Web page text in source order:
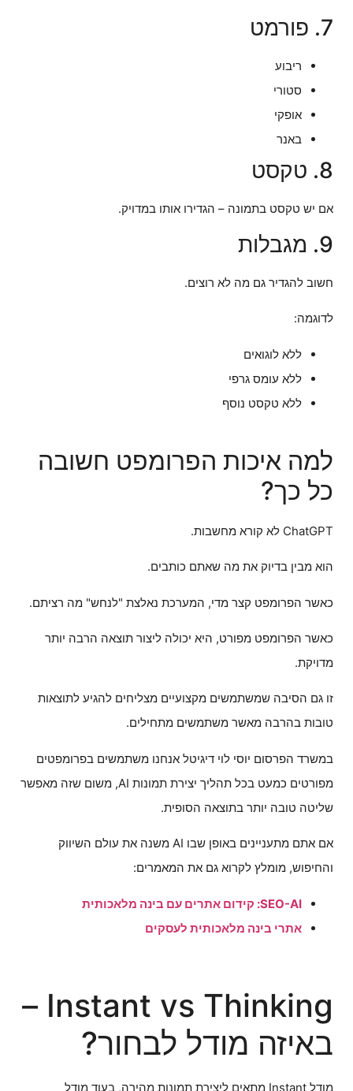
7. פורמט
ריבוע
סטורי
אופקי
באנר
8. טקסט
אם יש טקסט בתמונה – הגדירו אותו במדויק.
9. מגבלות
חשוב להגדיר גם מה לא רוצים.
לדוגמה:
ללא לוגואים
ללא עומס גרפי
ללא טקסט נוסף
למה איכות הפרומפט חשובה
כל כך?
ChatGPT לא קורא מחשבות.
הוא מבין בדיוק את מה שאתם כותבים.
כאשר הפרומפט קצר מדי, המערכת נאלצת "לנחש" מה רציתם.
כאשר הפרומפט מפורט, היא יכולה ליצור תוצאה הרבה יותר
מדויקת.
זו גם הסיבה שמשתמשים מקצועיים מצליחים להגיע לתוצאות
טובות בהרבה מאשר משתמשים מתחילים.
במשרד הפרסום יוסי לוי דיגיטל אנחנו משתמשים בפרומפטים
מפורטים כמעט בכל תהליך יצירת תמונות AI, משום שזה מאפשר
שליטה טובה יותר בתוצאה הסופית.
אם אתם מתעניינים באופן שבו AI משנה את עולם השיווק
והחיפוש, מומלץ לקרוא גם את המאמרים:
SEO-AI: קידום אתרים עם בינה מלאכותית
אתרי בינה מלאכותית לעסקים
Instant vs Thinking –
באיזה מודל לבחור?
מודל Instant מתאים ליצירת תמונות מהירה, בעוד מודל